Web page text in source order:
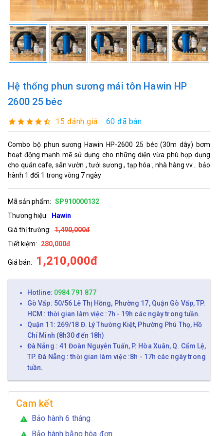
Hệ thống phun sương mái tôn Hawin HP
2600 25 béc
15 đánh giá 60 đã bán
Combo bộ phun sương Hawin HP-2600 25 béc (30m dây) bơm
hoạt động mạnh mẽ sử dụng cho những diện vừa phù hợp dụng
cho quán cafe, sân vườn , tưới sương , tạp hóa , nhà hàng vv... bảo
hành 1 đổi 1 trong vòng 7 ngày
Mã sản phẩm: SP910000132
Thương hiệu:
Hawin
Giá thị trường: 1,490,000đ
Tiết kiệm:
280,000đ
Giá bán: 1,210,000đ
Hotline: 0984 791 877
Gò Vấp: 50/56 Lê Thị Hồng, Phường 17, Quận Gò Vấp, TP.
HCM : thời gian làm việc :7h - 19h các ngày trong tuần.
Quận 11: 269/18 Đ. Lý Thường Kiệt, Phường Phú Thọ, Hồ
Chí Minh (8h30 đến 18h)
Đà Nẵng : 41 Đoàn Nguyễn Tuấn, P. Hòa Xuân, Q. Cẩm Lệ,
TP. Đà Nẵng : thời gian làm việc :8h - 17h các ngày trong
tuần.
Cam kết
warning Bảo hành 6 tháng
Bảo hành bằng hóa đơn